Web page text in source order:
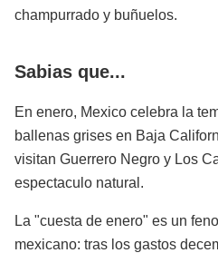
champurrado y buñuelos.
Sabias que...
En enero, Mexico celebra la
ballenas grises en Baja
visitan Guerrero Negro y Los
espectaculo natural.
La "cuesta de enero" es un
mexicano: tras los gastos